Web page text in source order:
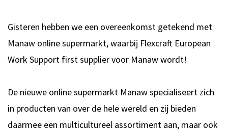
Gisteren hebben we een overeenkomst getekend met
Manaw online supermarkt, waarbij Flexcraft European
Work Support first supplier voor Manaw wordt!
De nieuwe online supermarkt Manaw specialiseert zich
in producten van over de hele wereld en zij bieden
daarmee een multicultureel assortiment aan, maar ook